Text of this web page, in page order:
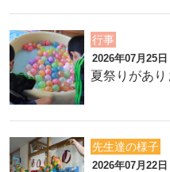
行事
2026年07月25日
夏祭りがあ
先生達の様子
2026年07月22日